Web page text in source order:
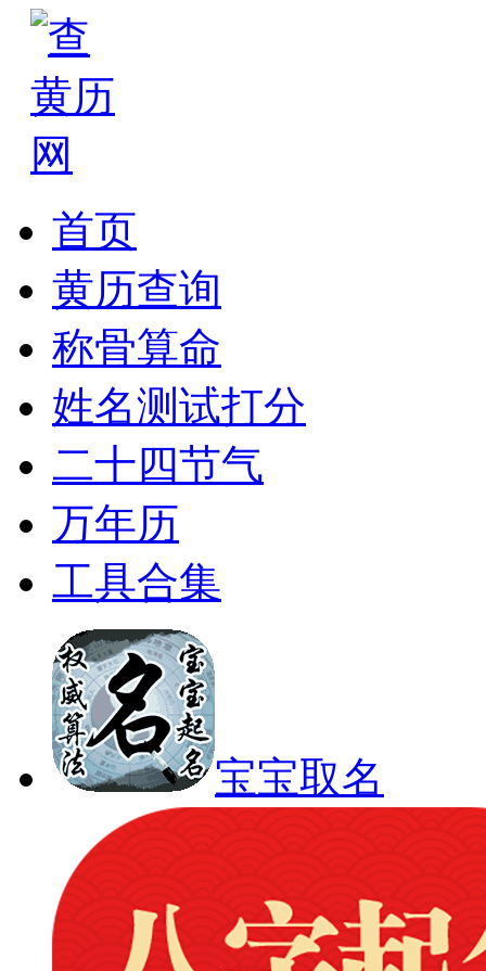
首页
黄历查询
称骨算命
姓名测试打分
二十四节气
万年历
工具合集
宝宝取名